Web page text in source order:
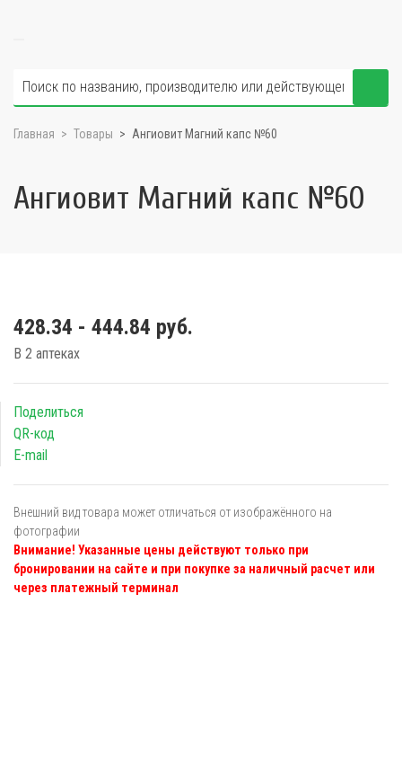
Главная Товары Ангиовит Магний капс №60
Ангиовит Магний капс №60
428.34 - 444.84 руб.
В 2 аптеках
Поделиться
QR-код
E-mail
Внешний вид товара может отличаться от изображённого на
фотографии
Внимание! Указанные цены действуют только при
бронировании на сайте и при покупке за наличный расчет или
через платежный терминал